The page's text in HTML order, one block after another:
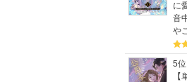
に
音
や
5位